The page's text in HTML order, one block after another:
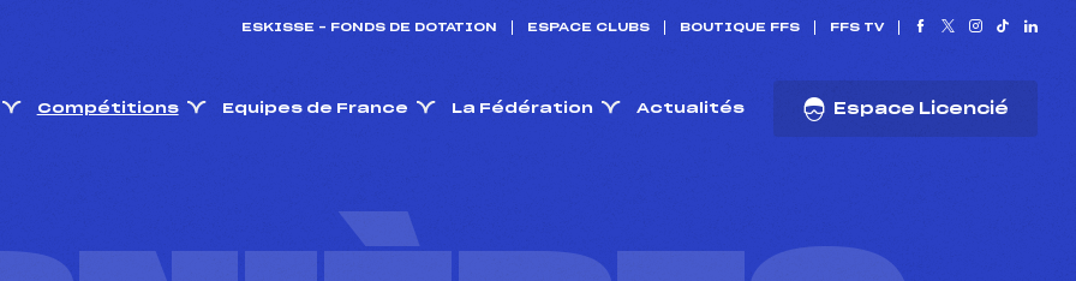
ESKISSE – FONDS DE DOTATION ESPACE CLUBS BOUTIQUE FFS FFS TV
Compétitions Equipes de France La Fédération Actualités Espace Licencié